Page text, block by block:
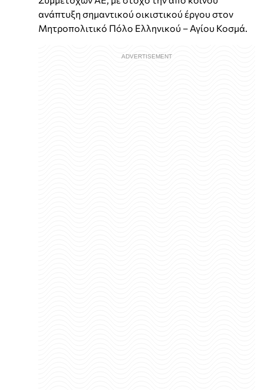
ανάπτυξη σημαντικού οικιστικού έργου στον
Μητροπολιτικό Πόλο Ελληνικού – Αγίου Κοσμά.